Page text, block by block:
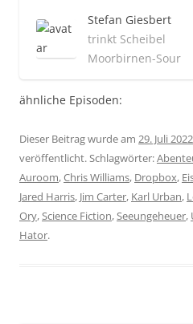
Stefan Giesbert
trinkt Scheibel
Moorbirnen-Sour
ähnliche Episoden:
Dieser Beitrag wurde am 29. Juli 2022
veröffentlicht. Schlagwörter:
Auroom,Chris Williams, Dropbox,
Jared Harris, Jim Carter, Karl Urban,
Ory,Science Fiction,Seeungeheuer,
Hator.